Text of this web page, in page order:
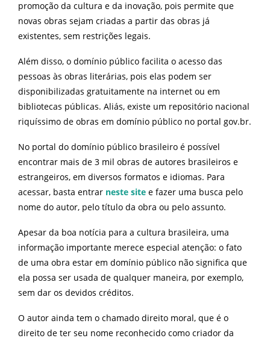
promoção da cultura e da inovação, pois permite que
novas obras sejam criadas a partir das obras já
existentes, sem restrições legais.
Além disso, o domínio público facilita o acesso das
pessoas às obras literárias, pois elas podem ser
disponibilizadas gratuitamente na internet ou em
bibliotecas públicas. Aliás, existe um repositório nacional
riquíssimo de obras em domínio público no portal gov.br.
No portal do domínio público brasileiro é possível
encontrar mais de 3 mil obras de autores brasileiros e
estrangeiros, em diversos formatos e idiomas. Para
acessar, basta entrar neste site e fazer uma busca pelo
nome do autor, pelo título da obra ou pelo assunto.
Apesar da boa notícia para a cultura brasileira, uma
informação importante merece especial atenção: o fato
de uma obra estar em domínio público não significa que
ela possa ser usada de qualquer maneira, por exemplo,
sem dar os devidos créditos.
O autor ainda tem o chamado direito moral, que é o
direito de ter seu nome reconhecido como criador da